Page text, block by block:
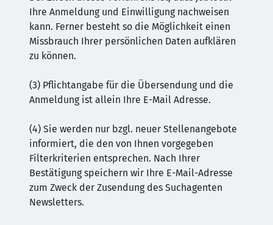
Ihre Anmeldung und Einwilligung nachweisen
kann. Ferner besteht so die Möglichkeit einen
Missbrauch Ihrer persönlichen Daten aufklären
zu können.
(3) Pflichtangabe für die Übersendung und die
Anmeldung ist allein Ihre E-Mail Adresse.
(4) Sie werden nur bzgl. neuer Stellenangebote
informiert, die den von Ihnen vorgegeben
Filterkriterien entsprechen. Nach Ihrer
Bestätigung speichern wir Ihre E-Mail-Adresse
zum Zweck der Zusendung des Suchagenten
Newsletters.